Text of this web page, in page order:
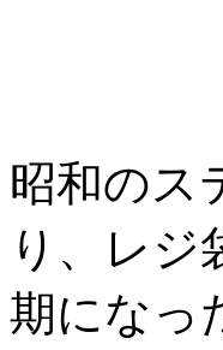
昭和のス
り、レジ
期になっ